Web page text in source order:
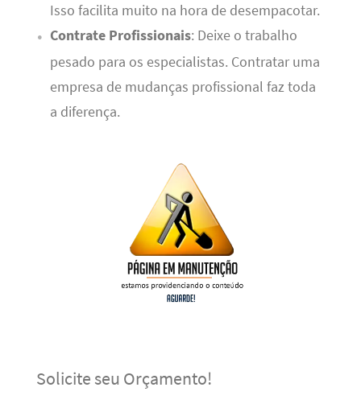
Isso facilita muito na hora de desempacotar.
Contrate Profissionais: Deixe o trabalho
pesado para os especialistas. Contratar uma
empresa de mudanças profissional faz toda
a diferença.
Solicite seu Orçamento!